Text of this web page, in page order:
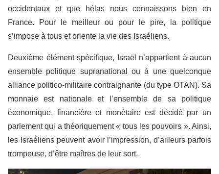
occidentaux et que hélas nous connaissons bien en
France. Pour le meilleur ou pour le pire, la politique
s’impose à tous et oriente la vie des Israéliens.
Deuxième élément spécifique, Israël n’appartient à aucun
ensemble politique supranational ou à une quelconque
alliance politico-militaire contraignante (du type OTAN). Sa
monnaie est nationale et l’ensemble de sa politique
économique, financière et monétaire est décidé par un
parlement qui a théoriquement « tous les pouvoirs ». Ainsi,
les Israéliens peuvent avoir l’impression, d’ailleurs parfois
trompeuse, d’être maîtres de leur sort.